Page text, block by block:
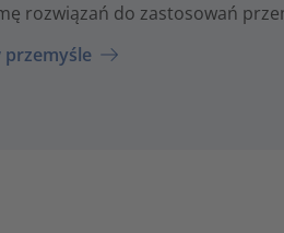
rozwiązań do zastosowań
przemyśle